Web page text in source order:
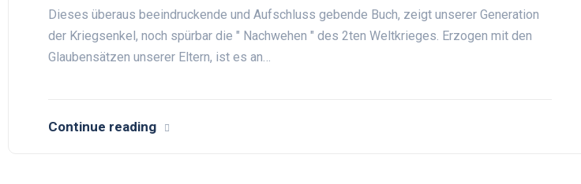
Dieses überaus beeindruckende und Aufschluss gebende Buch, zeigt unserer Generation
der Kriegsenkel, noch spürbar die " Nachwehen " des 2ten Weltkrieges. Erzogen mit den
Glaubensätzen unserer Eltern, ist es an…
Continue reading